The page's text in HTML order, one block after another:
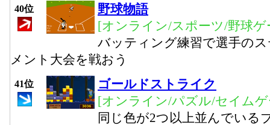
40位
野球物語
[オンライン/スポーツ/野球ゲ
バッティング練習で選手の
メント大会を戦おう
41位
ゴールドストライク
[オンライン/パズル/セイム
同じ色が2つ以上並んでいる